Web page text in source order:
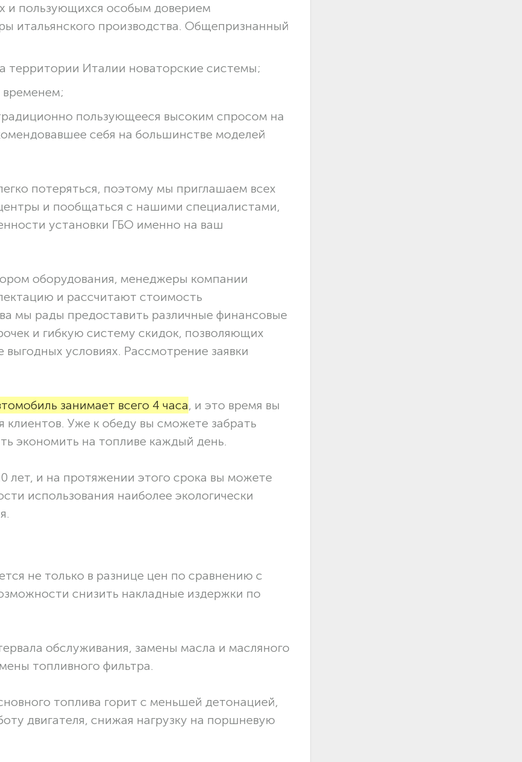
и пользующихся особым доверием
итальянского производства. Общепризнанный
территории Италии новаторские системы;
временем;
пользующееся высоким спросом на
себя на большинстве моделей
потеряться, поэтому мы приглашаем всех
и пообщаться с нашими специалистами,
установки ГБО именно на ваш
оборудования, менеджеры компании
и рассчитают стоимость
мы рады предоставить различные финансовые
и гибкую систему скидок, позволяющих
условиях. Рассмотрение заявки
занимает всего 4 часа, и это время вы
Уже к обеду вы сможете забрать
экономить на топливе каждый день.
лет, и на протяжении этого срока вы можете
использования наиболее экологически
не только в разнице цен по сравнению с
снизить накладные издержки по
обслуживания, замены масла и масляного
топливного фильтра.
топлива горит с меньшей детонацией,
двигателя, снижая нагрузку на поршневую